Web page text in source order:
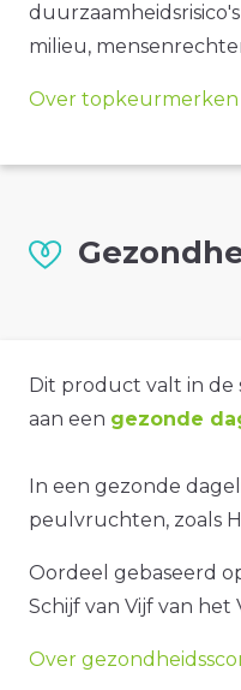
milieu,
Over topkeurmerken
Dit product valt in de
aan een gezonde
In een gezonde
peulvruchten, zoals
Oordeel gebaseerd
Schijf van Vijf van
Over